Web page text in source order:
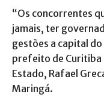
“Os concorrentes
jamais, ter
gestões a capital
prefeito de Curitiba
Estado, Rafael
Maringá.